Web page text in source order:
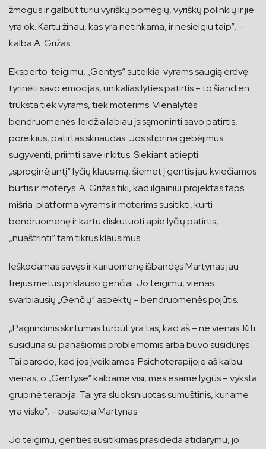
žmogus ir galbūt turiu vyriškų pomėgių, vyriškų polinkių ir jie
yra ok. Kartu žinau, kas yra netinkama, ir nesielgiu taip“, –
kalba A. Grižas.
Eksperto teigimu, „Gentys“ suteikia vyrams saugią erdvę
tyrinėti savo emocijas, unikalias lyties patirtis – to šiandien
trūksta tiek vyrams, tiek moterims. Vienalytės
bendruomenės leidžia labiau įsisąmoninti savo patirtis,
poreikius, patirtas skriaudas. Jos stiprina gebėjimus
sugyventi, priimti save ir kitus. Siekiant atliepti
„sproginėjantį“ lyčių klausimą, šiemet į gentis jau kviečiamos
burtis ir moterys. A. Grižas tiki, kad ilgainiui projektas taps
mišria platforma vyrams ir moterims susitikti, kurti
bendruomenę ir kartu diskutuoti apie lyčių patirtis,
„nuaštrinti“ tam tikrus klausimus.
Ieškodamas savęs ir kariuomenę išbandęs Martynas jau
trejus metus priklauso genčiai. Jo teigimu, vienas
svarbiausių „Genčių“ aspektų – bendruomenės pojūtis.
„Pagrindinis skirtumas turbūt yra tas, kad aš – ne vienas. Kiti
susiduria su panašiomis problemomis arba buvo susidūręs .
Tai parodo, kad jos įveikiamos. Psichoterapijoje aš kalbu
vienas, o „Gentyse“ kalbame visi, mes esame lygūs – vyksta
grupinė terapija. Tai yra sluoksniuotas sumuštinis, kuriame
yra visko“, – pasakoja Martynas.
Jo teigimu, genties susitikimas prasideda atidarymu, jo